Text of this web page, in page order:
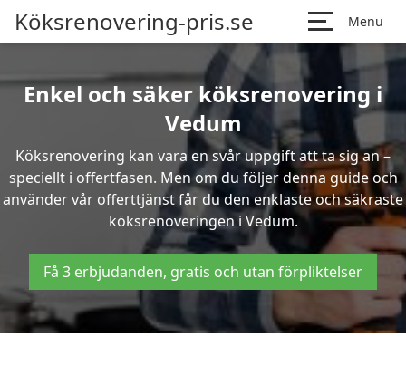
Köksrenovering-pris.se Menu
Enkel och säker köksrenovering i
Vedum
Köksrenovering kan vara en svår uppgift att ta sig an –
speciellt i offertfasen. Men om du följer denna guide och
använder vår offerttjänst får du den enklaste och säkraste
köksrenoveringen i Vedum.
Få 3 erbjudanden, gratis och utan förpliktelser